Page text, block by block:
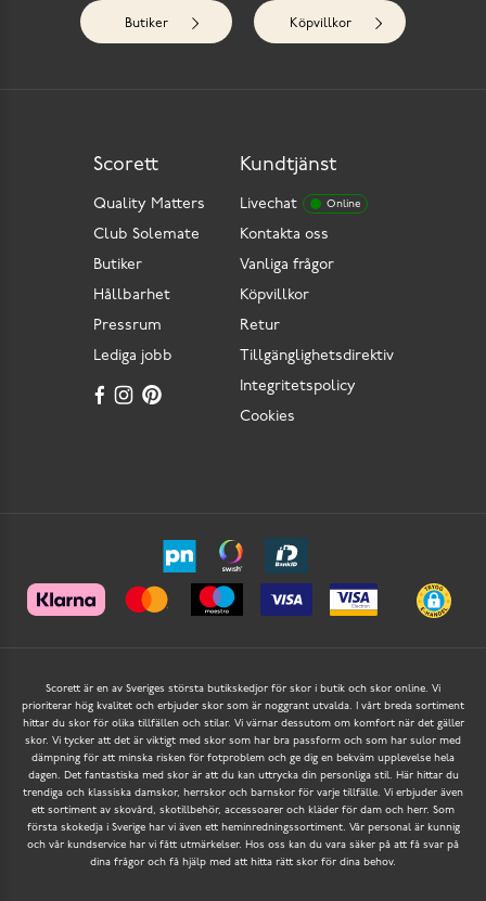
Butiker Köpvillkor
Kundtjänst
Livechat Online
Kontakta oss
Vanliga frågor
Köpvillkor
Retur
Tillgänglighetsdirektiv
Integritetspolicy
Cookies
Scorett
Quality Matters
Club Solemate
Butiker
Hållbarhet
Pressrum
Lediga jobb
Scorett är en av Sveriges största butikskedjor för skor i butik och skor online. Vi
prioriterar hög kvalitet och erbjuder skor som är noggrant utvalda. I vårt breda sortiment
hittar du skor för olika tillfällen och stilar. Vi värnar dessutom om komfort när det gäller
skor. Vi tycker att det är viktigt med skor som har bra passform och som har sulor med
dämpning för att minska risken för fotproblem och ge dig en bekväm upplevelse hela
dagen. Det fantastiska med skor är att du kan uttrycka din personliga stil. Här hittar du
trendiga och klassiska damskor, herrskor och barnskor för varje tillfälle. Vi erbjuder även
ett sortiment av skovård, skotillbehör, accessoarer och kläder för dam och herr. Som
första skokedja i Sverige har vi även ett heminredningssortiment. Vår personal är kunnig
och vår kundservice har vi fått utmärkelser. Hos oss kan du vara säker på att få svar på
dina frågor och få hjälp med att hitta rätt skor för dina behov.